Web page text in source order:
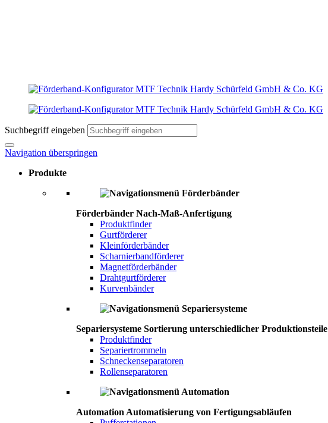
Suchbegriff eingeben
Navigation überspringen
Produkte
Förderbänder Nach-Maß-Anfertigung
Produktfinder
Gurtförderer
Kleinförderbänder
Scharnierbandförderer
Magnetförderbänder
Drahtgurtförderer
Kurvenbänder
Separiersysteme Sortierung unterschiedlicher Produktionsteile
Produktfinder
Separiertrommeln
Schneckenseparatoren
Rollenseparatoren
Automation Automatisierung von Fertigungsabläufen